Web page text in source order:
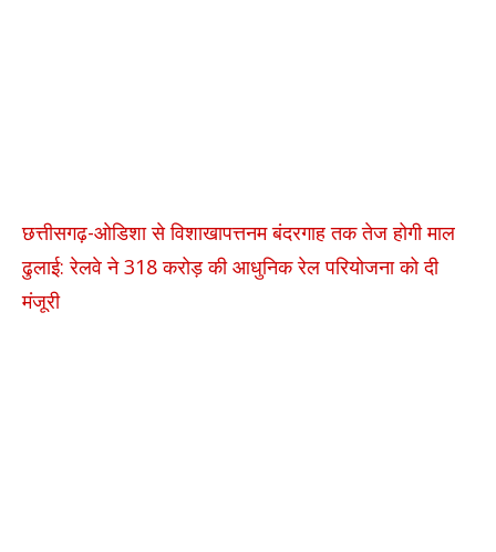
छत्तीसगढ़-ओडिशा से विशाखापत्तनम बंदरगाह तक तेज होगी माल
ढुलाई: रेलवे ने 318 करोड़ की आधुनिक रेल परियोजना को दी
मंजूरी